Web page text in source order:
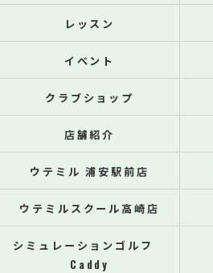
レッスン
イベント
クラブショップ
店舗紹介
ウテミル 浦安駅前店
ウテミルスクール高崎店
シミュレーションゴルフ
Caddy